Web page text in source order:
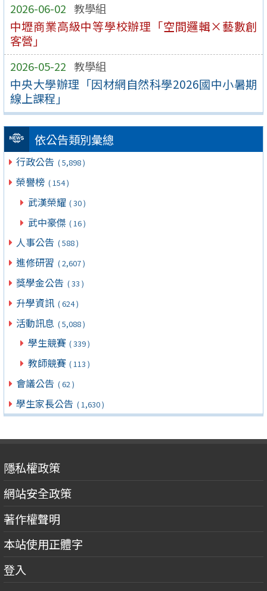
2026-06-02 教學組
中壢商業高級中等學校辦理「空間邏輯×藝數創
客營」
2026-05-22 教學組
中央大學辦理「因材網自然科學2026國中小暑期
線上課程」
依公告類別彙總
行政公告 ( 5,898 )
榮譽榜 ( 154 )
武漢榮耀 ( 30 )
武中豪傑 ( 16 )
人事公告 ( 588 )
進修研習 ( 2,607 )
獎學金公告 ( 33 )
升學資訊 ( 624 )
活動訊息 ( 5,088 )
學生競賽 ( 339 )
教師競賽 ( 113 )
會議公告 ( 62 )
學生家長公告 ( 1,630 )
隱私權政策
網站安全政策
著作權聲明
本站使用正體字
登入